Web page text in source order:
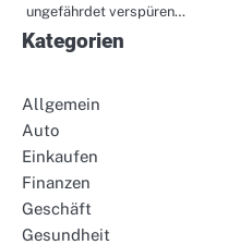
ungefährdet verspüren…
Kategorien
Allgemein
Auto
Einkaufen
Finanzen
Geschäft
Gesundheit